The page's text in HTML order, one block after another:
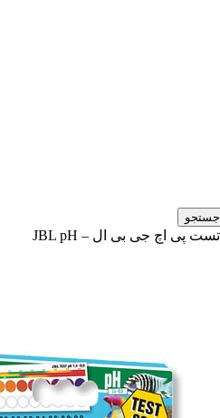
جستجو
تست پی اچ جی بی ال – JBL pH